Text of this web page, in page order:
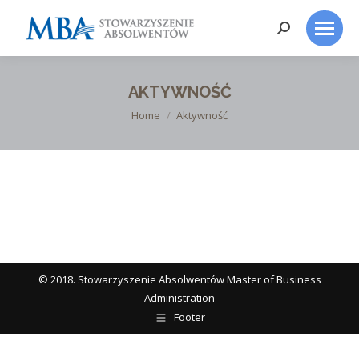
Search:
AKTYWNOŚĆ
You are here:
Home Aktywność
© 2018. Stowarzyszenie Absolwentów Master of Business
Administration
Footer